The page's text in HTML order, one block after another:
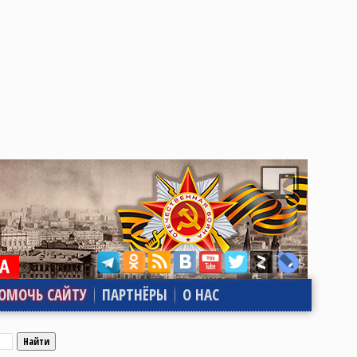
САЙТУ ПАРТНЁРЫ О НАС